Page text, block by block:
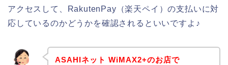
アクセスして、RakutenPay（楽天ペイ）の支払いに対
応しているのかどうかを確認されるといいですよ♪
ASAHIネット WiMAX2+のお店で